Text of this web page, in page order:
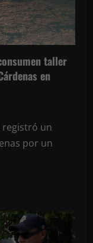
taller
en
registró un
por un